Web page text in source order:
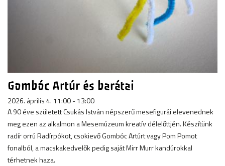
Gombóc Artúr és barátai
2026. április 4. 11:00 - 13:00
A 90 éve született Csukás István népszerű mesefigurái elevenednek
meg ezen az alkalmon a Mesemúzeum kreatív délelőttjén. Készítünk
radír orrú Radírpókot, csokievő Gombóc Artúrt vagy Pom Pomot
fonalból, a macskakedvelők pedig saját Mirr Murr kandúrokkal
térhetnek haza.